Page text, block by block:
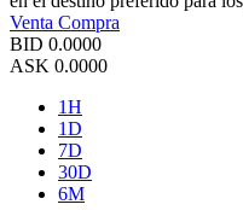
Venta Compra
BID 0.0000
ASK 0.0000
1H
1D
7D
30D
6M